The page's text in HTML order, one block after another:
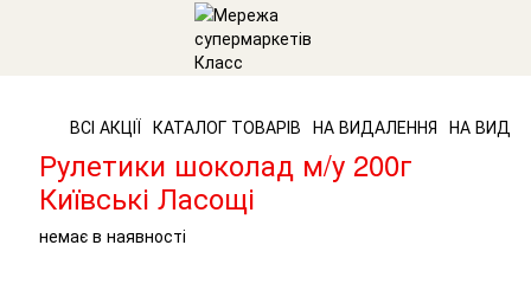
ВСІ АКЦІЇ КАТАЛОГ ТОВАРІВ НА ВИДАЛЕННЯ НА
Рулетики шоколад м/у 200г
Київські Ласощі
немає в наявності